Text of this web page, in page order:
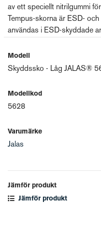
av ett speciellt nitrilgummi
Tempus-skorna är ESD-
användas i ESD-skyddade
Modell
Skyddssko - Låg JALAS®
Modellkod
5628
Varumärke
Jalas
Jämför produkt
Jämför produkt